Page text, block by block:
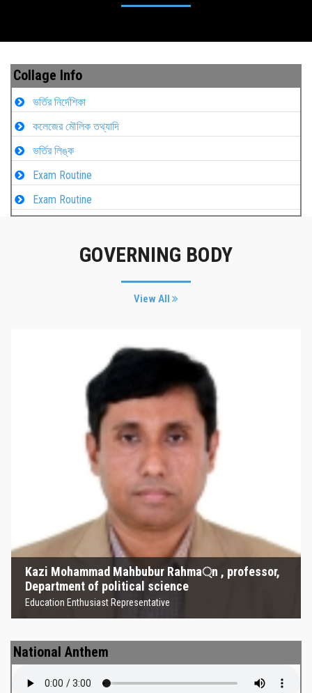
Collage Info
ভর্তির নির্দেশিকা
কলেজের মৌলিক তথ্যাদি
ভর্তির লিঙ্ক
Exam Routine
Exam Routine
GOVERNING BODY
View All
Kazi Mohammad Mahbubur Rahma্‌n , professor,
Department of political science
Education Enthusiast Representative
Kazi Mohammad Mahbubur
Rahma্‌n , professor, Department
of political science
Education Enthusiast Representative
National Anthem